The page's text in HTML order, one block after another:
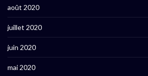
août 2020
juillet 2020
juin 2020
mai 2020